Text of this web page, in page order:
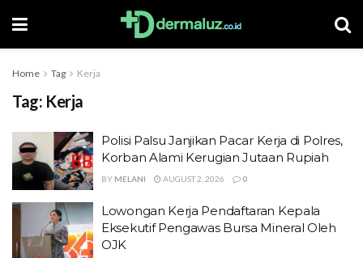
Home Tag Kerja
Tag: Kerja
Polisi Palsu Janjikan Pacar Kerja di Polres,
Korban Alami Kerugian Jutaan Rupiah
BY MELANI AUGUST 2, 2026 0
Lowongan Kerja Pendaftaran Kepala
Eksekutif Pengawas Bursa Mineral Oleh
OJK